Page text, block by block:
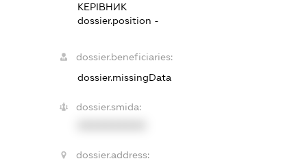
КЕРІВНИК
dossier.position -
dossier.beneficiaries:
dossier.missingData
dossier.smida:
dossier.address: